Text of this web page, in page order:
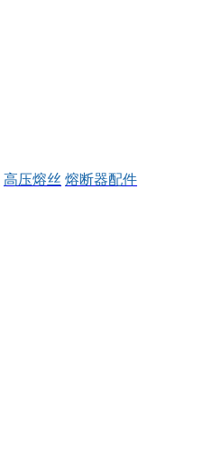
高压熔丝 熔断器配件